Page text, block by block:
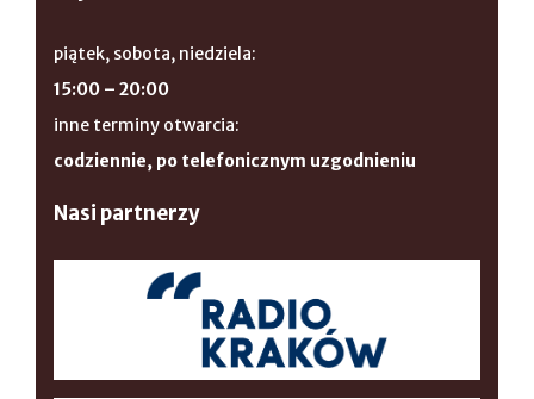
piątek, sobota, niedziela:
15:00 – 20:00
inne terminy otwarcia:
codziennie, po telefonicznym uzgodnieniu
Nasi partnerzy